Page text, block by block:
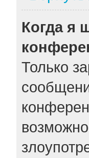
Когда я
Только